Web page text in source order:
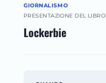
GIORNALISMO
PRESENTAZIONE DEL LIBRO
Lockerbie